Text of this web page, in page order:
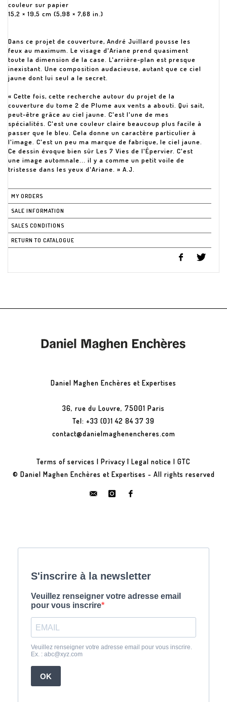
couleur sur papier
15,2 × 19,5 cm (5,98 × 7,68 in.)
Dans ce projet de couverture, André Juillard pousse les
feux au maximum. Le visage d'Ariane prend quasiment
toute la dimension de la case. L'arrière-plan est presque
inexistant. Une composition audacieuse, autant que ce ciel
jaune dont lui seul a le secret.
« Cette fois, cette recherche autour du projet de la
couverture du tome 2 de Plume aux vents a abouti. Qui sait,
peut-être grâce au ciel jaune. C'est l'une de mes
spécialités. C'est une couleur claire beaucoup plus facile à
passer que le bleu. Cela donne un caractère particulier à
l'image. C'est un peu ma marque de fabrique, le ciel jaune.
Ce dessin évoque bien sûr Les 7 Vies de l'Épervier. C'est
une image automnale... il y a comme un petit voile de
tristesse dans les yeux d'Ariane. » A.J.
MY ORDERS
SALE INFORMATION
SALES CONDITIONS
RETURN TO CATALOGUE
Daniel Maghen Enchères et Expertises
36, rue du Louvre, 75001 Paris
Tel: +33 (0)1 42 84 37 39
contact@danielmaghenencheres.com
Terms of services | Privacy | Legal notice | GTC
© Daniel Maghen Enchères et Expertises - All rights reserved